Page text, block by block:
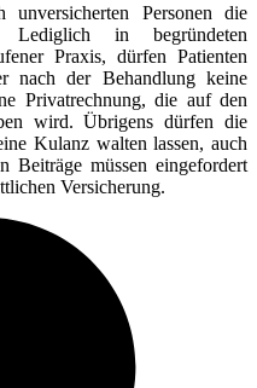
Personen die
Lediglich in begründeten
Praxis, dürfen Patienten
nach der Behandlung keine
Privatrechnung, die auf den
wird. Übrigens dürfen die
Kulanz walten lassen, auch
Beiträge müssen eingefordert
Versicherung.